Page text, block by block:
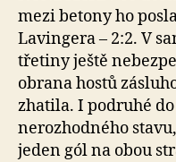
mezi betony ho
Lavingera – 2:2. V
třetiny ještě
obrana hostů
zhatila. I podruhé
nerozhodného
jeden gól na obou